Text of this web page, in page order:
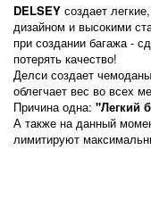
DELSEY создает
дизайном и высокими
при создании багажа -
потерять качество!
Делси создает
облегчает вес во всех
Причина одна: "Легкий
А также на данный
лимитируют